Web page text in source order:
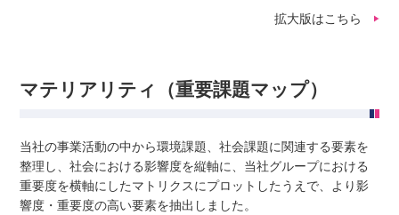
拡大版はこちら
マテリアリティ（重要課題マップ）
当社の事業活動の中から環境課題、社会課題に関連する要素を
整理し、社会における影響度を縦軸に、当社グループにおける
重要度を横軸にしたマトリクスにプロットしたうえで、より影
響度・重要度の高い要素を抽出しました。